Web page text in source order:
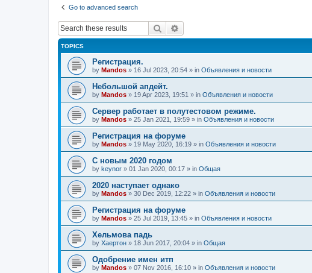
Go to advanced search
Search
TOPICS
Регистрация.
by Mandos » 16 Jul 2023, 20:54 » in Объявления и новости
Небольшой апдейт.
by Mandos » 19 Apr 2023, 19:51 » in Объявления и новости
Сервер работает в полутестовом режиме.
by Mandos » 25 Jan 2021, 19:59 » in Объявления и новости
Регистрация на форуме
by Mandos » 19 May 2020, 16:19 » in Объявления и новости
С новым 2020 годом
by keynor » 01 Jan 2020, 00:17 » in Общая
2020 наступает однако
by Mandos » 30 Dec 2019, 12:22 » in Объявления и новости
Регистрация на форуме
by Mandos » 25 Jul 2019, 13:45 » in Объявления и новости
Хельмова падь
by Хаертон » 18 Jun 2017, 20:04 » in Общая
Одобрение имен итп
by Mandos » 07 Nov 2016, 16:10 » in Объявления и новости